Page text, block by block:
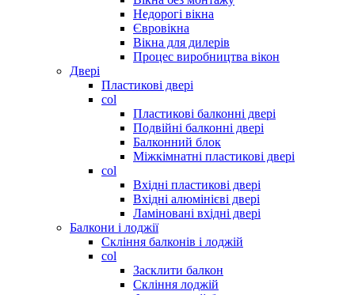
Недорогі вікна
Євровікна
Вікна для дилерів
Процес виробництва вікон
Двері
Пластикові двері
col
Пластикові балконні двері
Подвійні балконні двері
Балконний блок
Міжкімнатні пластикові двері
col
Вхідні пластикові двері
Вхідні алюмінієві двері
Ламіновані вхідні двері
Балкони і лоджії
Скління балконів і лоджій
col
Засклити балкон
Скління лоджій